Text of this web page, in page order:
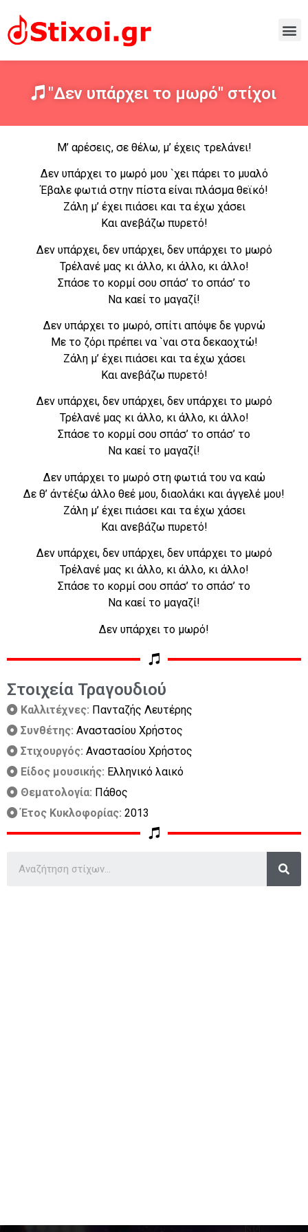
"Δεν υπάρχει το μωρό" στίχοι
Μ’ αρέσεις, σε θέλω, μ’ έχεις τρελάνει!
Δεν υπάρχει το μωρό μου `χει πάρει το μυαλό
Έβαλε φωτιά στην πίστα είναι πλάσμα θεϊκό!
Ζάλη μ’ έχει πιάσει και τα έχω χάσει
Και ανεβάζω πυρετό!
Δεν υπάρχει, δεν υπάρχει, δεν υπάρχει το μωρό
Τρέλανέ μας κι άλλο, κι άλλο, κι άλλο!
Σπάσε το κορμί σου σπάσ’ το σπάσ’ το
Να καεί το μαγαζί!
Δεν υπάρχει το μωρό, σπίτι απόψε δε γυρνώ
Με το ζόρι πρέπει να `ναι στα δεκαοχτώ!
Ζάλη μ’ έχει πιάσει και τα έχω χάσει
Και ανεβάζω πυρετό!
Δεν υπάρχει, δεν υπάρχει, δεν υπάρχει το μωρό
Τρέλανέ μας κι άλλο, κι άλλο, κι άλλο!
Σπάσε το κορμί σου σπάσ’ το σπάσ’ το
Να καεί το μαγαζί!
Δεν υπάρχει το μωρό στη φωτιά του να καώ
Δε θ’ άντέξω άλλο θεέ μου, διαολάκι και άγγελέ μου!
Ζάλη μ’ έχει πιάσει και τα έχω χάσει
Και ανεβάζω πυρετό!
Δεν υπάρχει, δεν υπάρχει, δεν υπάρχει το μωρό
Τρέλανέ μας κι άλλο, κι άλλο, κι άλλο!
Σπάσε το κορμί σου σπάσ’ το σπάσ’ το
Να καεί το μαγαζί!
Δεν υπάρχει το μωρό!
Στοιχεία Τραγουδιού
Καλλιτέχνες: Πανταζής Λευτέρης
Συνθέτης: Αναστασίου Χρήστος
Στιχουργός: Αναστασίου Χρήστος
Είδος μουσικής: Ελληνικό λαικό
Θεματολογία: Πάθος
Έτος Κυκλοφορίας: 2013